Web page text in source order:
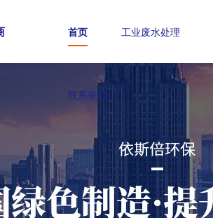
首页 工业废水处理
联系依斯倍